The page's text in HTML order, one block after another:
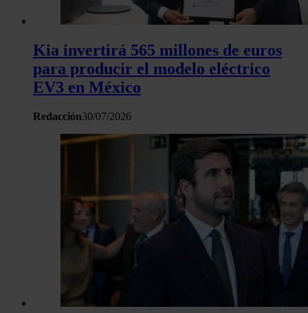
análisis web, quienes pueden combinarla con otra
haya proporcionado o que hayan recopilado a partir del uso
Kia invertirá 565 millones de euros
para producir el modelo eléctrico
EV3 en México
Redacción30/07/2026